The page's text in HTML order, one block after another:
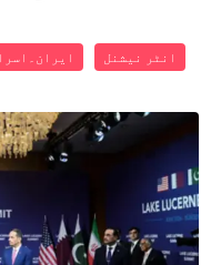
انٹر نیشنل